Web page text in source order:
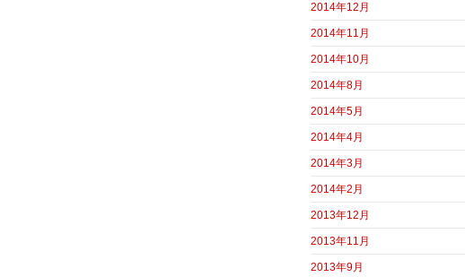
2014年12月
2014年11月
2014年10月
2014年8月
2014年5月
2014年4月
2014年3月
2014年2月
2013年12月
2013年11月
2013年9月